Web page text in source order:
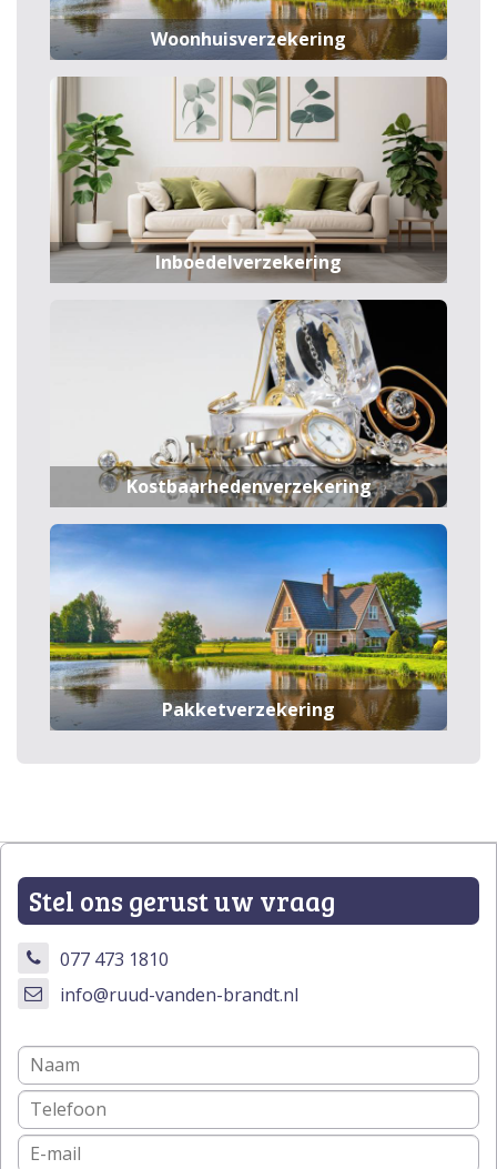
Woonhuisverzekering
Inboedelverzekering
Kostbaarhedenverzekering
Pakketverzekering
Stel ons gerust uw vraag
077 473 1810
info@ruud-vanden-brandt.nl